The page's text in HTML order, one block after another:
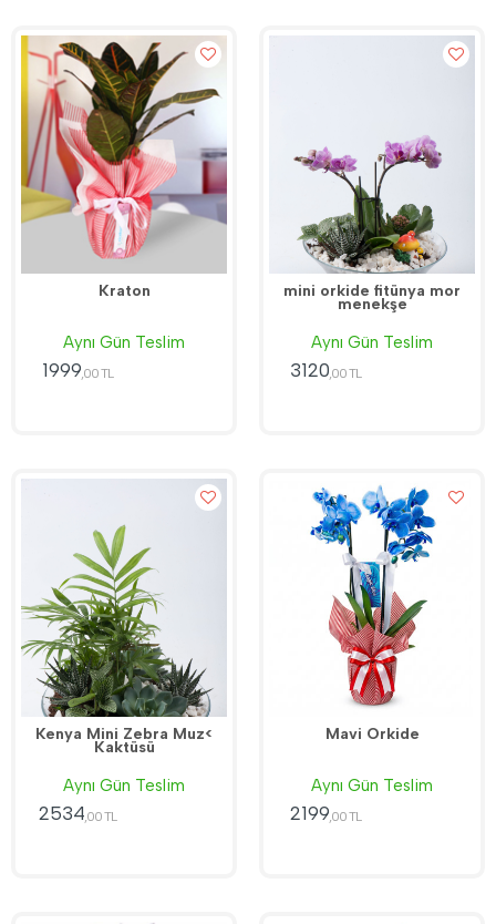
Kraton
Aynı Gün Teslim
1999,00 TL
mini orkide fitünya mor
menekşe
Aynı Gün Teslim
3120,00 TL
Kenya Mini Zebra Muz<
Kaktüsü
Aynı Gün Teslim
2534,00 TL
Mavi Orkide
Aynı Gün Teslim
2199,00 TL